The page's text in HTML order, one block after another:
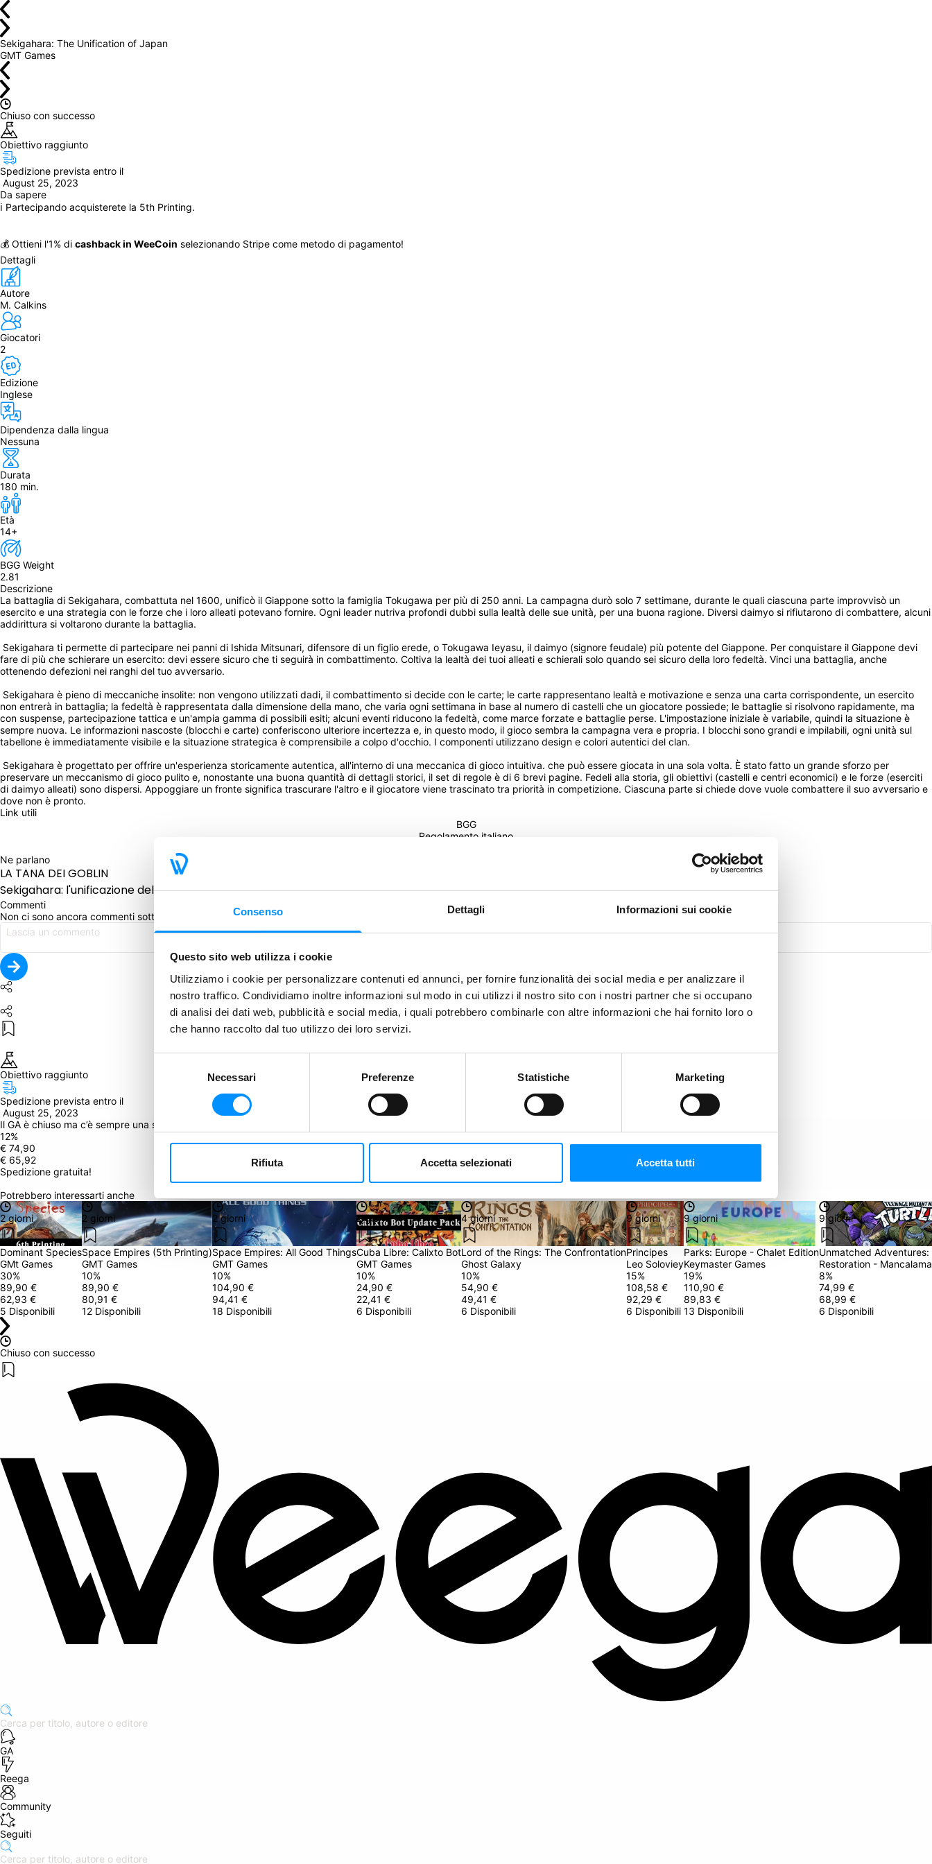
Consenso Dettagli Informazioni sui cookie
Questo sito web utilizza i cookie
Utilizziamo i cookie per personalizzare contenuti ed annunci, per fornire funzionalità dei social media e per analizzare il
nostro traffico. Condividiamo inoltre informazioni sul modo in cui utilizzi il nostro sito con i nostri partner che si occupano
di analisi dei dati web, pubblicità e social media, i quali potrebbero combinarle con altre informazioni che hai fornito loro o
che hanno raccolto dal tuo utilizzo dei loro servizi.
Necessari Preferenze Statistiche Marketing
Rifiuta Accetta selezionati Accetta tutti
Sekigahara: The Unification of Japan
GMT Games
Chiuso con successo
Obiettivo raggiunto
Spedizione prevista entro il
August 25, 2023
Da sapere
ℹ️ Partecipando acquisterete la 5th Printing.
💰 Ottieni l'1% di cashback in WeeCoin selezionando Stripe come metodo di pagamento!
Dettagli
Autore
M. Calkins
Giocatori
2
Edizione
Inglese
Dipendenza dalla lingua
Nessuna
Durata
180 min.
Età
14+
BGG Weight
2.81
Descrizione
La battaglia di Sekigahara, combattuta nel 1600, unificò il Giappone sotto la famiglia Tokugawa per più di 250 anni. La campagna durò solo 7 settimane, durante le quali ciascuna parte improvvisò un
esercito e una strategia con le forze che i loro alleati potevano fornire. Ogni leader nutriva profondi dubbi sulla lealtà delle sue unità, per una buona ragione. Diversi daimyo si rifiutarono di combattere, alcuni
addirittura si voltarono durante la battaglia.
Sekigahara ti permette di partecipare nei panni di Ishida Mitsunari, difensore di un figlio erede, o Tokugawa Ieyasu, il daimyo (signore feudale) più potente del Giappone. Per conquistare il Giappone devi
fare di più che schierare un esercito: devi essere sicuro che ti seguirà in combattimento. Coltiva la lealtà dei tuoi alleati e schierali solo quando sei sicuro della loro fedeltà. Vinci una battaglia, anche
ottenendo defezioni nei ranghi del tuo avversario.
Sekigahara è pieno di meccaniche insolite: non vengono utilizzati dadi, il combattimento si decide con le carte; le carte rappresentano lealtà e motivazione e senza una carta corrispondente, un esercito
non entrerà in battaglia; la fedeltà è rappresentata dalla dimensione della mano, che varia ogni settimana in base al numero di castelli che un giocatore possiede; le battaglie si risolvono rapidamente, ma
con suspense, partecipazione tattica e un'ampia gamma di possibili esiti; alcuni eventi riducono la fedeltà, come marce forzate e battaglie perse. L'impostazione iniziale è variabile, quindi la situazione è
sempre nuova. Le informazioni nascoste (blocchi e carte) conferiscono ulteriore incertezza e, in questo modo, il gioco sembra la campagna vera e propria. I blocchi sono grandi e impilabili, ogni unità sul
tabellone è immediatamente visibile e la situazione strategica è comprensibile a colpo d'occhio. I componenti utilizzano design e colori autentici del clan.
Sekigahara è progettato per offrire un'esperienza storicamente autentica, all'interno di una meccanica di gioco intuitiva. che può essere giocata in una sola volta. È stato fatto un grande sforzo per
preservare un meccanismo di gioco pulito e, nonostante una buona quantità di dettagli storici, il set di regole è di 6 brevi pagine. Fedeli alla storia, gli obiettivi (castelli e centri economici) e le forze (eserciti
di daimyo alleati) sono dispersi. Appoggiare un fronte significa trascurare l'altro e il giocatore viene trascinato tra priorità in competizione. Ciascuna parte si chiede dove vuole combattere il suo avversario e
dove non è pronto.
Link utili
BGG
Regolamento italiano
Ne parlano
LA TANA DEI GOBLIN
Sekigahara: l'unificazione del GiapponeSekigahara: Unification of Japan
Commenti
Non ci sono ancora commenti sotto questo post. Commenta per primo!
Condividi
Obiettivo raggiunto
Spedizione prevista entro il
August 25, 2023
Il GA è chiuso ma c’è sempre una seconda opportunità! Clicca qui in basso e fai una nuova Proposta.
12%
€ 74,90
€ 65,92
Spedizione gratuita!
Riproponi
Potrebbero interessarti anche
2 giorni
Dominant Species
GMt Games
30%
89,90 €
62,93 €
5 Disponibili
2 giorni
Space Empires (5th Printing)
GMT Games
10%
89,90 €
80,91 €
12 Disponibili
2 giorni
Space Empires: All Good Things
GMT Games
10%
104,90 €
94,41 €
18 Disponibili
2 giorni
Cuba Libre: Calixto Bot
GMT Games
10%
24,90 €
22,41 €
6 Disponibili
4 giorni
Lord of the Rings: The Confrontation
Ghost Galaxy
10%
54,90 €
49,41 €
6 Disponibili
9 giorni
Principes
Leo Soloviey
15%
108,58 €
92,29 €
6 Disponibili
9 giorni
Parks: Europe - Chalet Edition
Keymaster Games
19%
110,90 €
89,83 €
13 Disponibili
9 giorni
Unmatched
Restoration -
8%
74,99 €
68,99 €
6 Disponibili
Chiuso con successo
GA
Reega
Community
Seguiti